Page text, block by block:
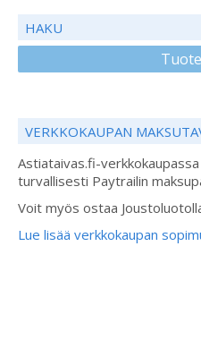
HAKU
VERKKOKAUPAN
Astiataivas.fi-
turvallisesti Paytrailin
Voit myös ostaa
Lue lisää verkkokaupan